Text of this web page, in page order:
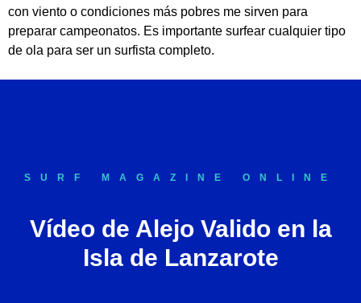
con viento o condiciones más pobres me sirven para
preparar campeonatos. Es importante surfear cualquier tipo
de ola para ser un surfista completo.
SURF MAGAZINE ONLINE
Vídeo de Alejo Valido en la
Isla de Lanzarote